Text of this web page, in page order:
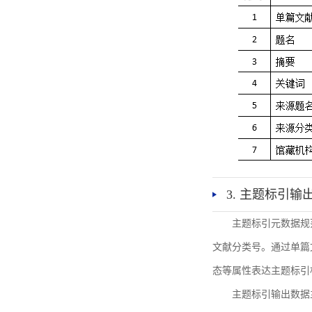
3. 主题标引输
主题标引元数据
文献分类号。通过单
态等属性表达主题标
主题标引输出数